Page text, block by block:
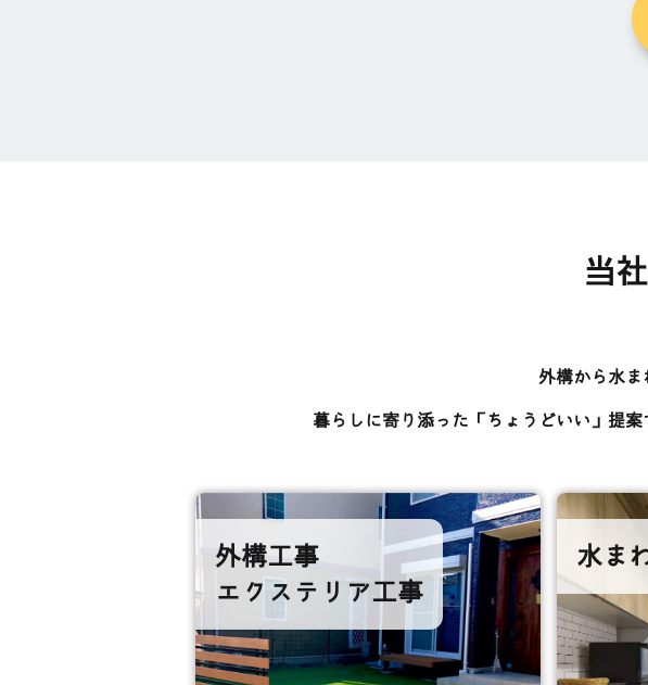
当
外構から水ま
暮らしに寄り添った「ちょうどいい」提
外構工事
エクステリア工事
水ま